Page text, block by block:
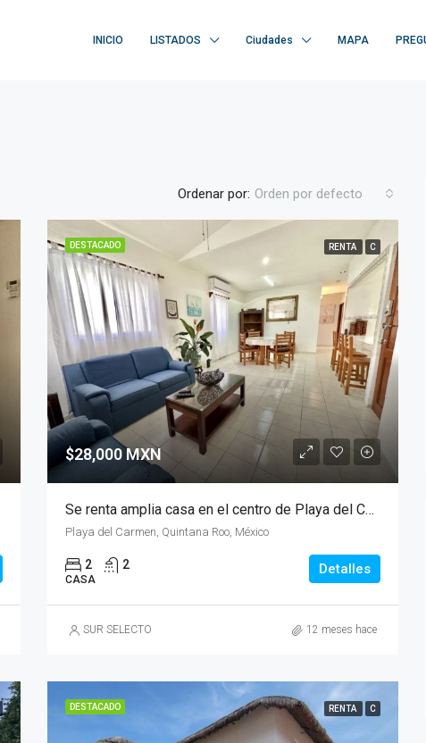
INICIO LISTADOS Ciudades MAPA
Ordenar por: Orden por defecto
DESTACADO RENTA C
$28,000 MXN
Se renta amplia casa en el centro de Playa del Carmen
Playa del Carmen, Quintana Roo, México
2 2
CASA
Detalles
SUR SELECTO 12 meses hace
DESTACADO RENTA C
$29,000 MXN
Playa del Carmen, Quintana Roo, México